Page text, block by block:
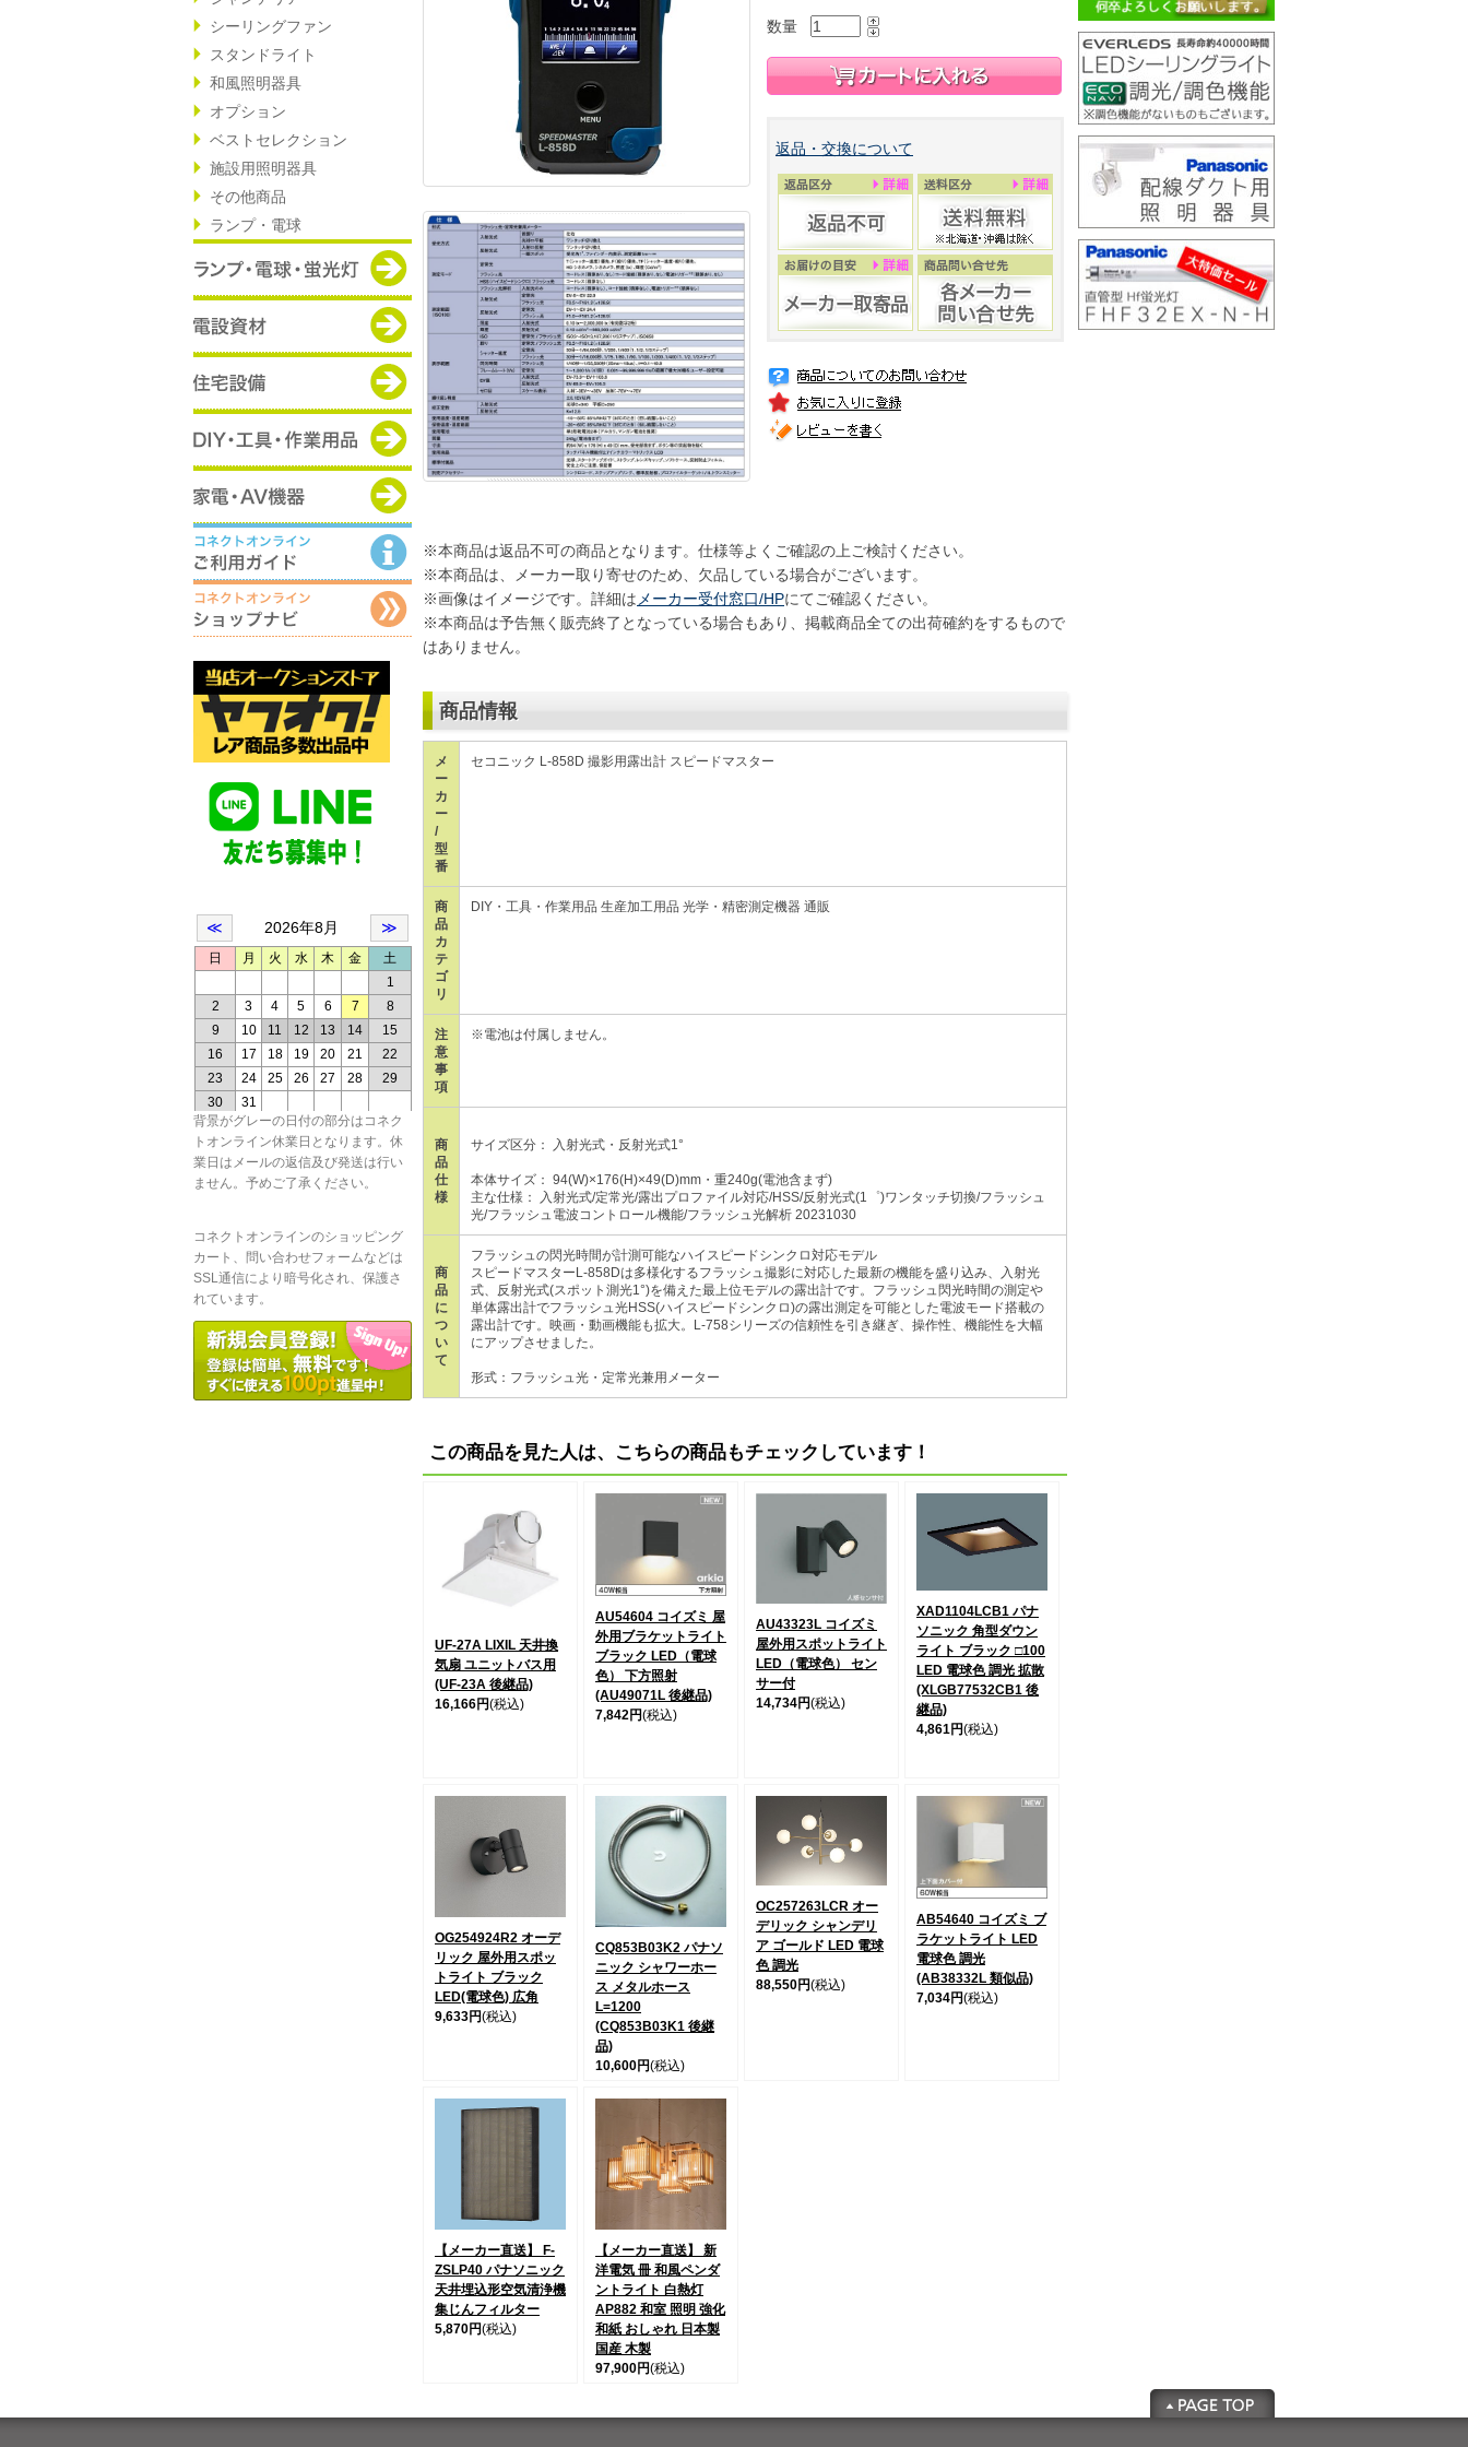
シーリングファン
スタンドライト
和風照明器具
オプション
ベストセレクション
施設用照明器具
その他商品
ランプ・電球
背景がグレーの日付の部分はコネク
トオンライン休業日となります。休
業日はメールの返信及び発送は行い
ません。予めご了承ください。
コネクトオンラインのショッピング
カート、問い合わせフォームなどは
SSL通信により暗号化され、保護さ
れています。
数量
返品・交換について
※本商品は返品不可の商品となります。仕様等よくご確認の上ご検討ください。
※本商品は、メーカー取り寄せのため、欠品している場合がございます。
※画像はイメージです。詳細は メーカー受付窓口/HPにてご確認ください。
※本商品は予告無く販売終了となっている場合もあり、掲載商品全ての出荷確約をするもので
はありません。
商品情報
メ
ー
カ
ー
/
型
番
セコニック L-858D 撮影用露出計 スピードマスター
商
品
カ
テ
ゴ
リ
DIY・工具・作業用品 生産加工用品 光学・精密測定機器 通販
注
意
事
項
※電池は付属しません。
商
品
仕
様
サイズ区分： 入射光式・反射光式1°
本体サイズ： 94(W)×176(H)×49(D)mm・重240g(電池含まず)
主な仕様： 入射光式/定常光/露出プロファイル対応/HSS/反射光式(1゜)ワンタッチ切換/フラッシュ
光/フラッシュ電波コントロール機能/フラッシュ光解析 20231030
商
品
に
つ
い
て
フラッシュの閃光時間が計測可能なハイスピードシンクロ対応モデル
スピードマスターL-858Dは多様化するフラッシュ撮影に対応した最新の機能を盛り込み、入射光
式、反射光式(スポット測光1°)を備えた最上位モデルの露出計です。フラッシュ閃光時間の測定や
単体露出計でフラッシュ光HSS(ハイスピードシンクロ)の露出測定を可能とした電波モード搭載の
露出計です。映画・動画機能も拡大。L-758シリーズの信頼性を引き継ぎ、操作性、機能性を大幅
にアップさせました。
形式：フラッシュ光・定常光兼用メーター
この商品を見た人は、こちらの商品もチェックしています！
UF-27A LIXIL 天井換
気扇 ユニットバス用
(UF-23A 後継品)
16,166円(税込)
AU54604 コイズミ 屋
外用ブラケットライト
ブラック LED（電球
色） 下方照射
(AU49071L 後継品)
7,842円(税込)
AU43323L コイズミ
屋外用スポットライト
LED（電球色） セン
サー付
14,734円(税込)
XAD1104LCB1 パナ
ソニック 角型ダウン
ライト ブラック □100
LED 電球色 調光 拡散
(XLGB77532CB1 後
継品)
4,861円(税込)
OG254924R2 オーデ
リック 屋外用スポッ
トライト ブラック
LED(電球色) 広角
9,633円(税込)
CQ853B03K2 パナソ
ニック シャワーホー
ス メタルホース
L=1200
(CQ853B03K1 後継
品)
10,600円(税込)
OC257263LCR オー
デリック シャンデリ
ア ゴールド LED 電球
色 調光
88,550円(税込)
AB54640 コイズミ ブ
ラケットライト LED
電球色 調光
(AB38332L 類似品)
7,034円(税込)
【メーカー直送】 F-
ZSLP40 パナソニック
天井埋込形空気清浄機
集じんフィルター
5,870円(税込)
【メーカー直送】 新
洋電気 冊 和風ペンダ
ントライト 白熱灯
AP882 和室 照明 強化
和紙 おしゃれ 日本製
国産 木製
97,900円(税込)